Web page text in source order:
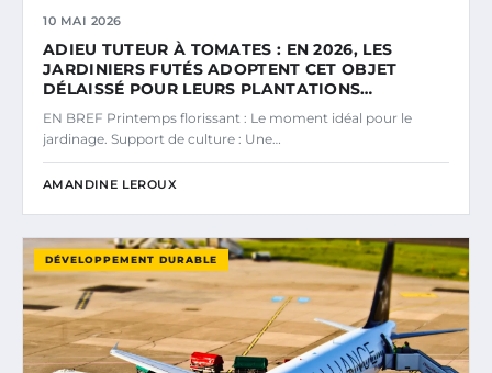
10 MAI 2026
ADIEU TUTEUR À TOMATES : EN 2026, LES
JARDINIERS FUTÉS ADOPTENT CET OBJET
DÉLAISSÉ POUR LEURS PLANTATIONS…
EN BREF Printemps florissant : Le moment idéal pour le
jardinage. Support de culture : Une…
AMANDINE LEROUX
DÉVELOPPEMENT DURABLE